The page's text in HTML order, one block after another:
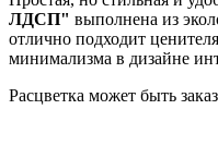
ЛДСП" выполнена из
отлично подходит
минимализма в дизайне
Расцветка может быть